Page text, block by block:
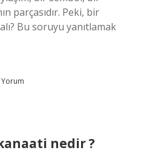
parçasıdır. Peki, bir
Bu soruyu yanıtlamak
Yorum
nedir ?